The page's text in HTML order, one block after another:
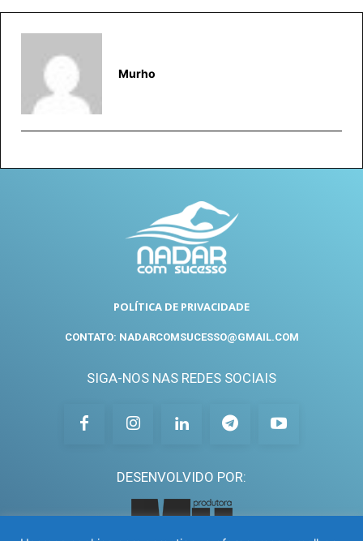
Murho
POLÍTICA DE PRIVACIDADE
CONTATO: NADARCOMSUCESSO@GMAIL.COM
SIGA-NOS NAS REDES SOCIAIS
DESENVOLVIDO POR: